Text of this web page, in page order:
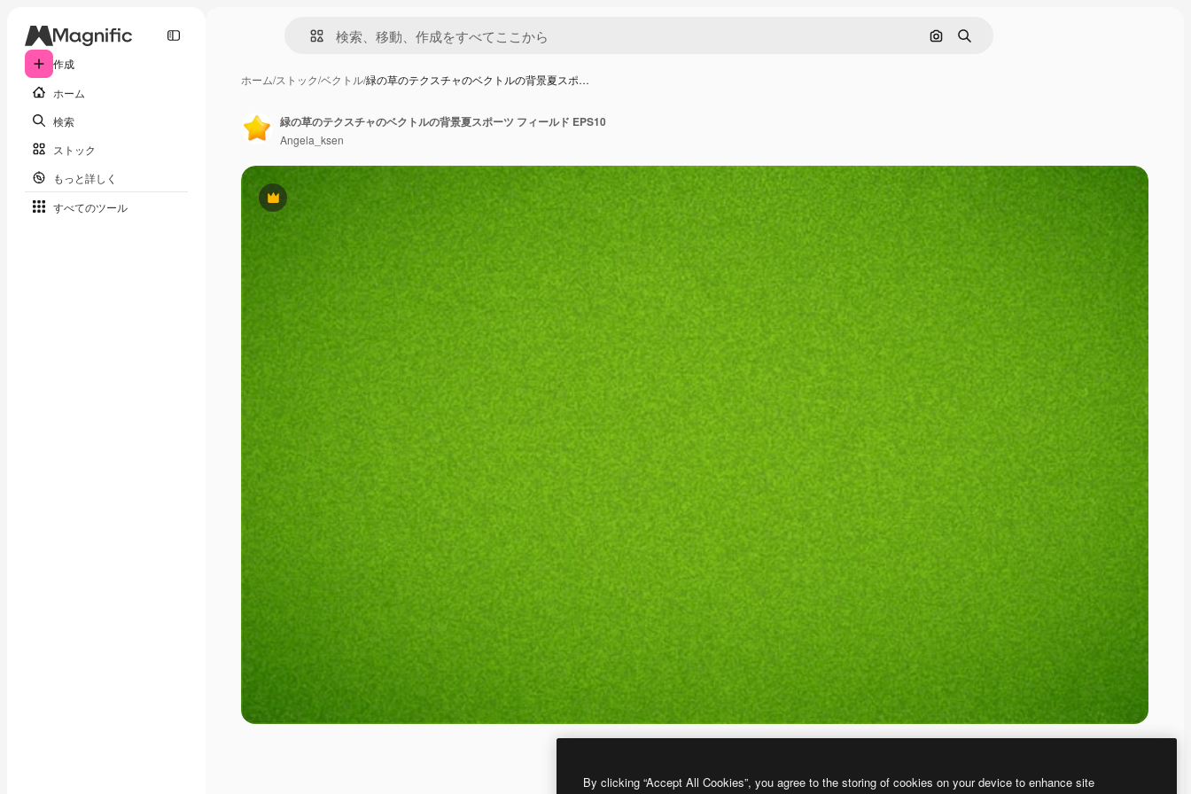
作成
ホーム
検索
ストック
もっと詳しく
すべてのツール
画像で検索
検索
ホーム/ストック/ベクトル/緑の草のテクスチャのベクトルの背景夏スポ…
Premium
緑の草のテクスチャのベクトルの背景夏スポーツ フィールド EPS10
Angela_ksen
By clicking “Accept All Cookies”, you agree to the storing of cookies on your device to enhance site